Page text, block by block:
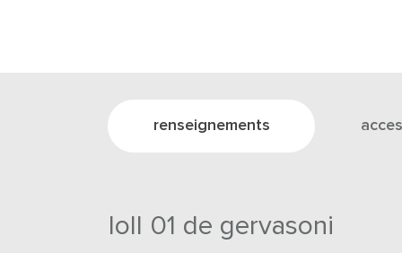
renseignements
loll 01 de gervasoni